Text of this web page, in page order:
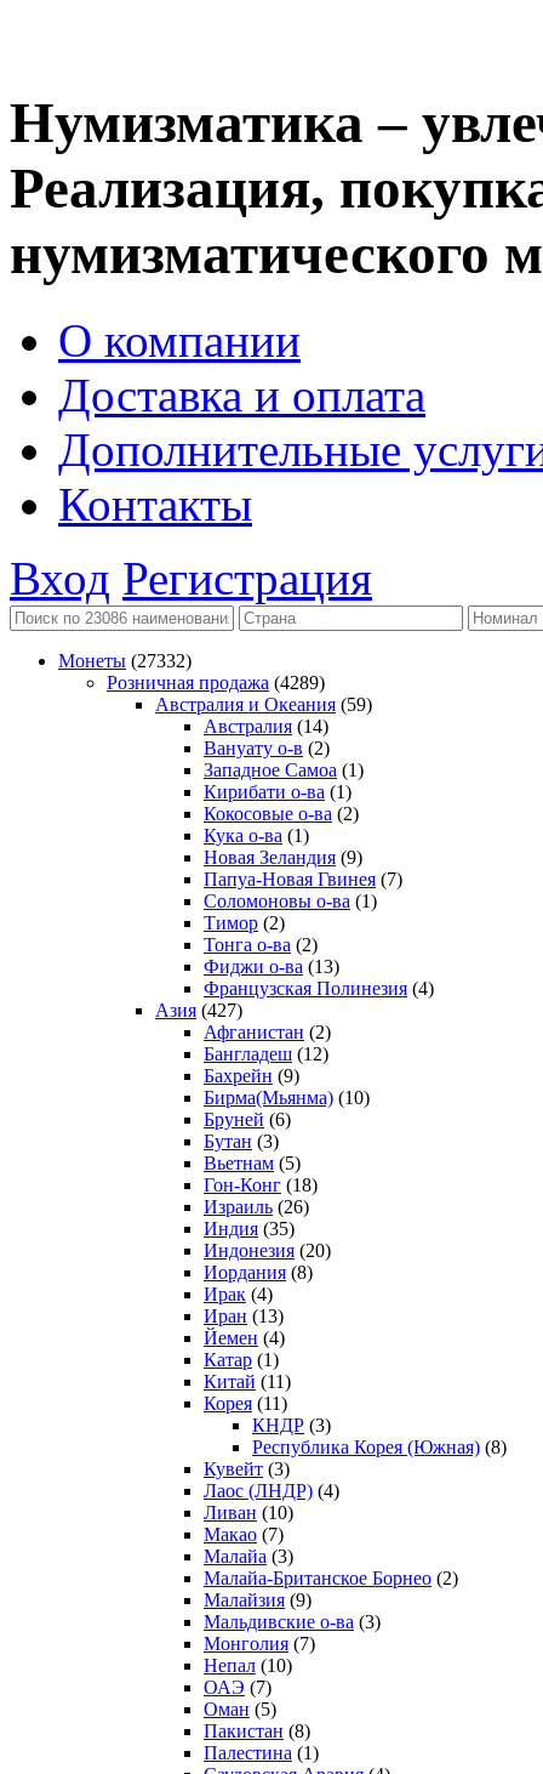
Нумизматика –
Реализация,
нумизматического
О компании
Доставка и оплата
Дополнительные
Контакты
Вход Регистрация
Монеты (27332)
Розничная продажа (4289)
Австралия и Океания (59)
Австралия (14)
Вануату о-в (2)
Западное Самоа (1)
Кирибати о-ва (1)
Кокосовые о-ва (2)
Кука о-ва (1)
Новая Зеландия (9)
Папуа-Новая Гвинея (7)
Соломоновы о-ва (1)
Тимор (2)
Тонга о-ва (2)
Фиджи о-ва (13)
Французская Полинезия (4)
Азия (427)
Афганистан (2)
Бангладеш (12)
Бахрейн (9)
Бирма(Мьянма) (10)
Бруней (6)
Бутан (3)
Вьетнам (5)
Гон-Конг (18)
Израиль (26)
Индия (35)
Индонезия (20)
Иордания (8)
Ирак (4)
Иран (13)
Йемен (4)
Катар (1)
Китай (11)
Корея (11)
КНДР (3)
Республика Корея (Южная) (8)
Кувейт (3)
Лаос (ЛНДР) (4)
Ливан (10)
Макао (7)
Малайа (3)
Малайа-Британское Борнео (2)
Малайзия (9)
Мальдивские о-ва (3)
Монголия (7)
Непал (10)
ОАЭ (7)
Оман (5)
Пакистан (8)
Палестина (1)